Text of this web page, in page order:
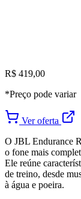
R$ 419,00
*Preço pode variar
Ver oferta
O JBL Endurance
o fone mais
Ele reúne
de treino, desde
à água e poeira.